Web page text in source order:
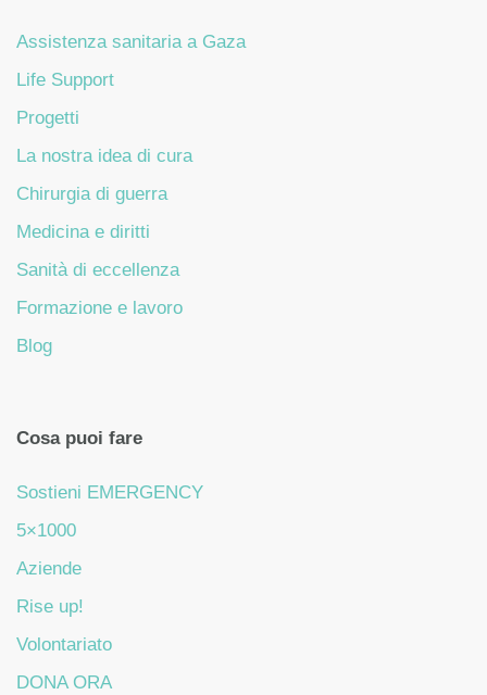
Assistenza sanitaria a Gaza
Life Support
Progetti
La nostra idea di cura
Chirurgia di guerra
Medicina e diritti
Sanità di eccellenza
Formazione e lavoro
Blog
Cosa puoi fare
Sostieni EMERGENCY
5×1000
Aziende
Rise up!
Volontariato
DONA ORA